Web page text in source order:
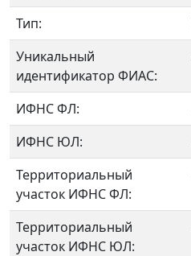
Тип:
Уникальный
идентификатор ФИАС:
ИФНС ФЛ:
ИФНС ЮЛ:
Территориальный
участок ИФНС ФЛ:
Территориальный
участок ИФНС ЮЛ: